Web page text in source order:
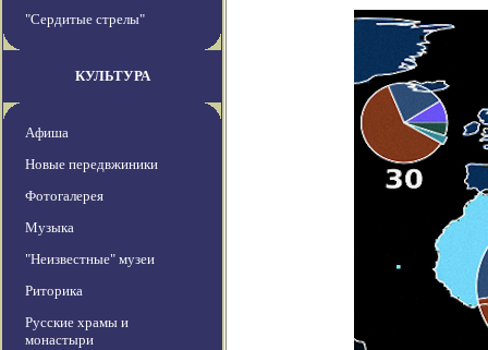
"Сердитые стрелы"
КУЛЬТУРА
Афиша
Новые передвжиники
Фотогалерея
Музыка
"Неизвестные" музеи
Риторика
Русские храмы и
монастыри